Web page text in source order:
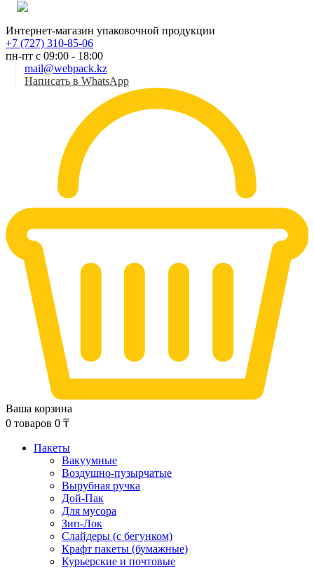
Интернет-магазин упаковочной продукции
+7 (727) 310-85-06
пн-пт с 09:00 - 18:00
mail@webpack.kz
Написать в WhatsApp
Ваша корзина
0 товаров 0 ₸
Пакеты
Вакуумные
Воздушно-пузырчатые
Вырубная ручка
Дой-Пак
Для мусора
Зип-Лок
Слайдеры (с бегунком)
Крафт пакеты (бумажные)
Курьерские и почтовые